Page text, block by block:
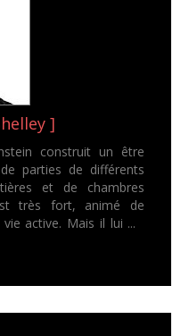
]
construit un être
parties de différents
et de chambres
très fort, animé de
active. Mais il lui ...